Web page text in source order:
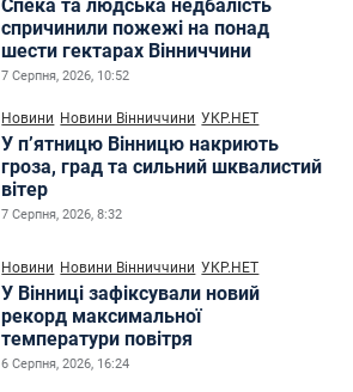
Спека та людська недбалість
спричинили пожежі на понад
шести гектарах Вінниччини
7 Серпня, 2026, 10:52
Новини Новини Вінниччини УКР.НЕТ
У п’ятницю Вінницю накриють
гроза, град та сильний шквалистий
вітер
7 Серпня, 2026, 8:32
Новини Новини Вінниччини УКР.НЕТ
У Вінниці зафіксували новий
рекорд максимальної
температури повітря
6 Серпня, 2026, 16:24